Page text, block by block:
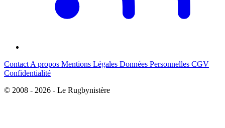
Contact A propos Mentions Légales Données Personnelles CGV
Confidentialité
© 2008 - 2026 - Le Rugbynistère